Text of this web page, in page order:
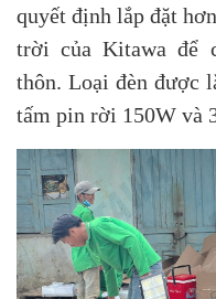
quyết định lắp đặt
trời của Kitawa để
thôn. Loại đèn được
tấm pin rời 150W và